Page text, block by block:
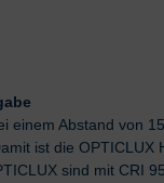
einem Abstand von
ist die OPTICLUX
sind mit CRI